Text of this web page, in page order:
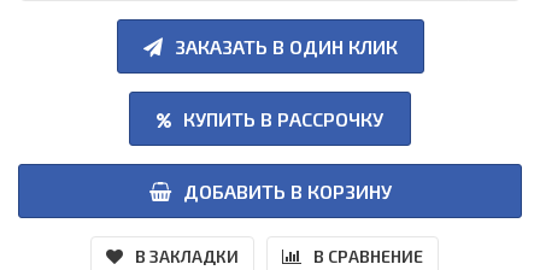
ЗАКАЗАТЬ В ОДИН КЛИК
КУПИТЬ В РАССРОЧКУ
ДОБАВИТЬ В КОРЗИНУ
В ЗАКЛАДКИ В СРАВНЕНИЕ